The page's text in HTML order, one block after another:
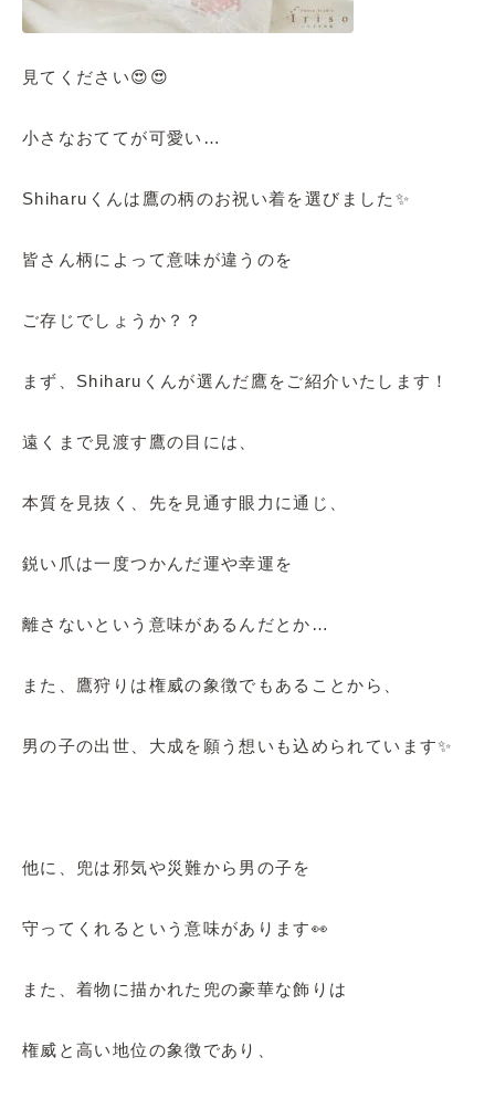
見てください😍😍
小さなおててが可愛い…
Shiharuくんは鷹の柄のお祝い着を選びました✨
皆さん柄によって意味が違うのを
ご存じでしょうか？？
まず、Shiharuくんが選んだ鷹をご紹介いたします！
遠くまで見渡す鷹の目には、
本質を見抜く、先を見通す眼力に通じ、
鋭い爪は一度つかんだ運や幸運を
離さないという意味があるんだとか…
また、鷹狩りは権威の象徴でもあることから、
男の子の出世、大成を願う想いも込められています✨
他に、兜は邪気や災難から男の子を
守ってくれるという意味があります👀
また、着物に描かれた兜の豪華な飾りは
権威と高い地位の象徴であり、